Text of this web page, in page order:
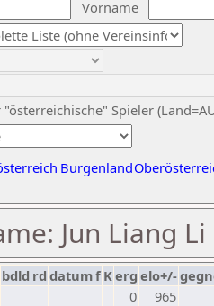
Vorname
"österreichische" Spieler
Burgenland
Jun Liang Li
bdld rd datumf Kerg elo+/-
0
965